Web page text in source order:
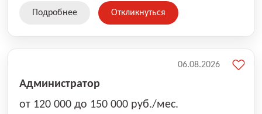
Подробнее Откликнуться
Администратор
от 120 000 до 150 000 руб./мес.
06.08.2026